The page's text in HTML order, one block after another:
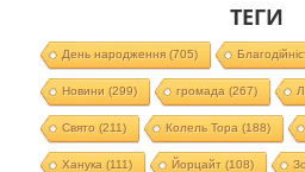
ТЕГИ
День народження(705)
Новини (299) громада (267)
Свято (211) Колель Тора (188)
Ханука (111) Йорцайт (108)